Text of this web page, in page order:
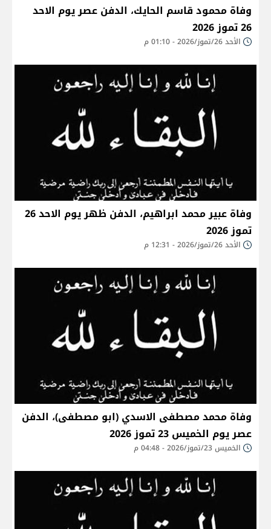
وفاة محمود قاسم الحايك، الدفن عصر يوم الاحد
26 تموز 2026
الأحد 26/تموز/2026 - 01:10 م
وفاة عبير محمد ابراهيم، الدفن ظهر يوم الاحد 26
تموز 2026
الأحد 26/تموز/2026 - 12:31 م
وفاة محمد مصطفى الاسدي (ابو مصطفى)، الدفن
عصر يوم الخميس 23 تموز 2026
الخميس 23/تموز/2026 - 04:48 م